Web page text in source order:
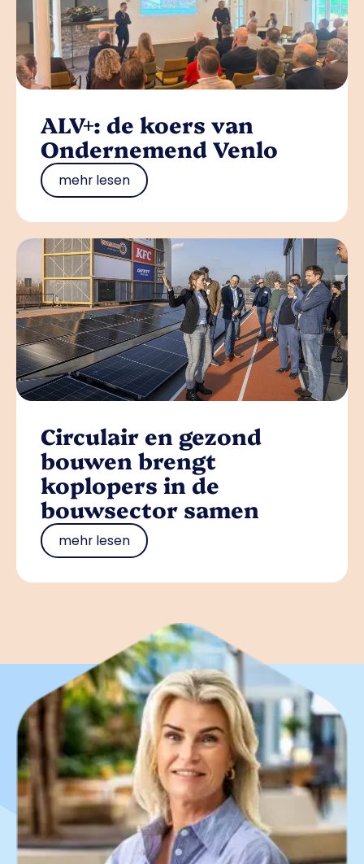
ALV+: de koers van
Ondernemend Venlo
mehr lesen
Circulair en gezond
bouwen brengt
koplopers in de
bouwsector samen
mehr lesen